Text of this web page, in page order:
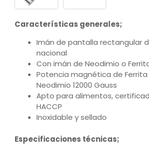
Características generales;
Imán de pantalla rectangular
nacional
Con imán de Neodimio o
Potencia magnética de Ferrita
Neodimio 12000 Gauss
Apto para alimentos,
HACCP
Inoxidable y sellado
Especificaciones técnicas;